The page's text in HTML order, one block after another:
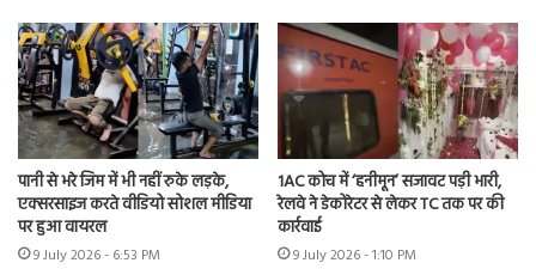
पानी से भरे जिम में भी नहीं रुके लड़के,
एक्सरसाइज करते वीडियो सोशल मीडिया
पर हुआ वायरल
9 July 2026 - 6:53 PM
1AC कोच में ‘हनीमून’ सजावट पड़ी भारी,
रेलवे ने डेकोरेटर से लेकर TC तक पर की
कार्रवाई
9 July 2026 - 1:10 PM